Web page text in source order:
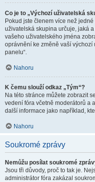
Co je to „Výchozí uživatelská
Pokud jste členem více než
uživatelská skupina určuje, jaká
vašeho uživatelského jména
oprávnění ke změně vaší výchozí
panelu“.
Nahoru
K čemu slouží odkaz „Tým“?
Na této stránce můžete zobrazit
vedení fóra včetně moderátorů a
další informace jako například,
Nahoru
Soukromé zprávy
Nemůžu posílat soukromé
Jsou tři důvody, proč to tak je.
administrátor fóra zakázal